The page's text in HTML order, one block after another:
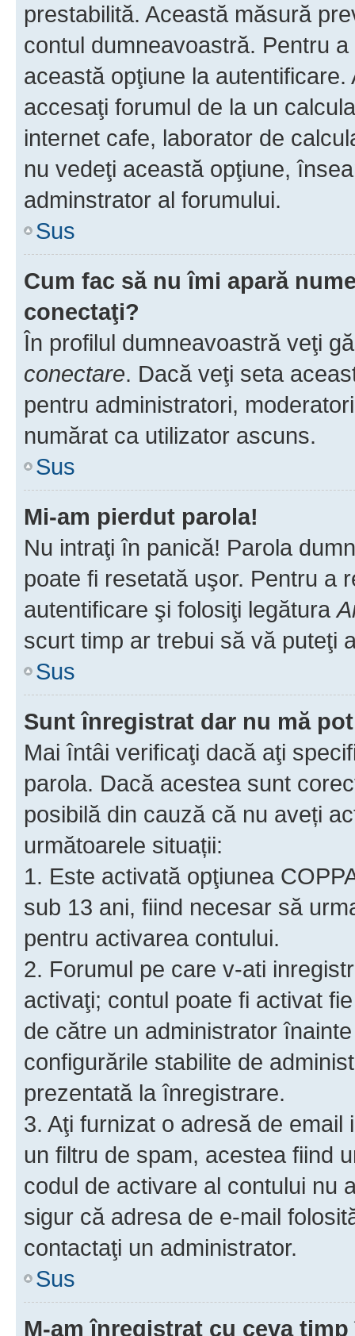
prestabilită. Această măsură
contul dumneavoastră. Pentru
această opţiune la
accesaţi forumul de la un
internet cafe, laborator de
nu vedeţi această opţiune,
adminstrator al forumului.
Sus
Cum fac să nu îmi apară
conectaţi?
În profilul dumneavoastră veţi
conectare. Dacă veţi seta
pentru administratori,
numărat ca utilizator ascuns.
Sus
Mi-am pierdut parola!
Nu intraţi în panică! Parola
poate fi resetată uşor. Pentru a
autentificare şi folosiţi legătura
scurt timp ar trebui să vă puteţi
Sus
Sunt înregistrat dar nu mă
Mai întâi verificaţi dacă aţi
parola. Dacă acestea sunt
posibilă din cauză că nu aveți
următoarele situații:
1. Este activată opţiunea
sub 13 ani, fiind necesar să
pentru activarea contului.
2. Forumul pe care v-ati
activaţi; contul poate fi activat
de către un administrator
configurările stabilite de
prezentată la înregistrare.
3. Aţi furnizat o adresă de
un filtru de spam, acestea fiind
codul de activare al contului nu
sigur că adresa de e-mail
contactaţi un administrator.
Sus
M-am înregistrat cu ceva